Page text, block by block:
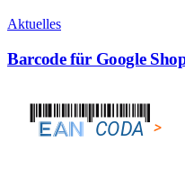
Aktuelles
Barcode für Google